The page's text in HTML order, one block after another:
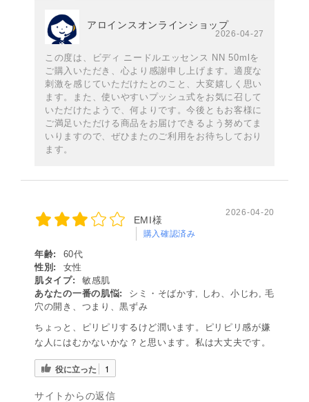
アロインスオンラインショップ
2026-04-27
この度は、ビディ ニードルエッセンス NN 50mlを
ご購入いただき、心より感謝申し上げます。適度な
刺激を感じていただけたとのこと、大変嬉しく思い
ます。また、使いやすいプッシュ式をお気に召して
いただけたようで、何よりです。今後ともお客様に
ご満足いただける商品をお届けできるよう努めてま
いりますので、ぜひまたのご利用をお待ちしており
ます。
EMI様
購入確認済み
2026-04-20
年齢:
60代
性別:
女性
肌タイプ:
敏感肌
あなたの一番の肌悩:
シミ・そばかす, しわ、小じわ, 毛
穴の開き、つまり、黒ずみ
ちょっと、ピリピリするけど潤います。ピリピリ感が嫌
な人にはむかないかな？と思います。私は大丈夫です。
役に立った 1
サイトからの返信